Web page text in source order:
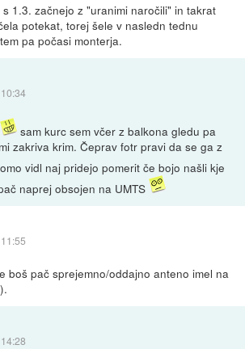
1.3. začnejo z "uranimi naročili" in takrat
potekat, torej šele v nasledn tednu
pa počasi monterja.
sam kurc sem včer z balkona gledu pa
zakriva krim. Čeprav fotr pravi da se ga z
vidl naj pridejo pomerit če bojo našli kje
naprej obsojen na UMTS
boš pač sprejemno/oddajno anteno imel na